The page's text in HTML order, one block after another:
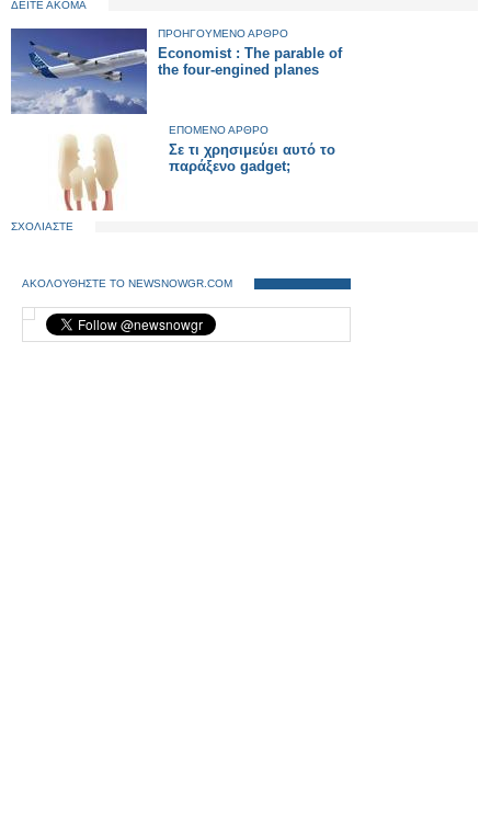
ΔΕΙΤΕ ΑΚΟΜΑ
ΠΡΟΗΓΟΥΜΕΝΟ ΑΡΘΡΟ
Economist : The parable of
the four-engined planes
ΕΠΟΜΕΝΟ ΑΡΘΡΟ
Σε τι χρησιμεύει αυτό το
παράξενο gadget;
ΣΧΟΛΙΑΣΤΕ
ΑΚΟΛΟΥΘΗΣΤΕ ΤΟ NEWSNOWGR.COM